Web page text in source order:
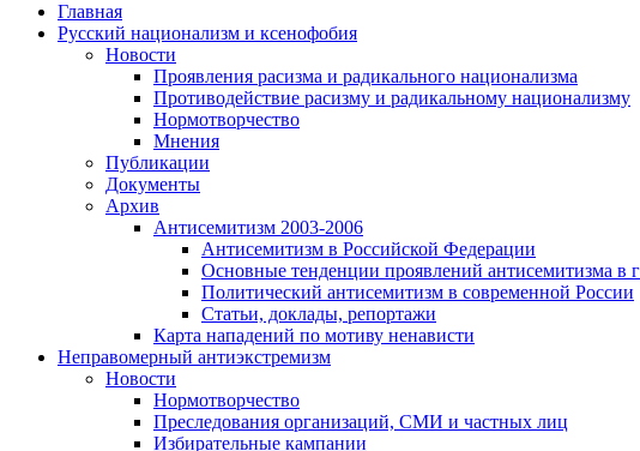
Главная
Русский национализм и ксенофобия
Новости
Проявления расизма и радикального национализма
Противодействие расизму и радикальному национализму
Нормотворчество
Мнения
Публикации
Документы
Архив
Антисемитизм 2003-2006
Антисемитизм в Российской Федерации
Основные тенденции проявлений антисемитизма в
Политический антисемитизм в современной России
Статьи, доклады, репортажи
Карта нападений по мотиву ненависти
Неправомерный антиэкстремизм
Новости
Нормотворчество
Преследования организаций, СМИ и частных лиц
Избирательные кампании